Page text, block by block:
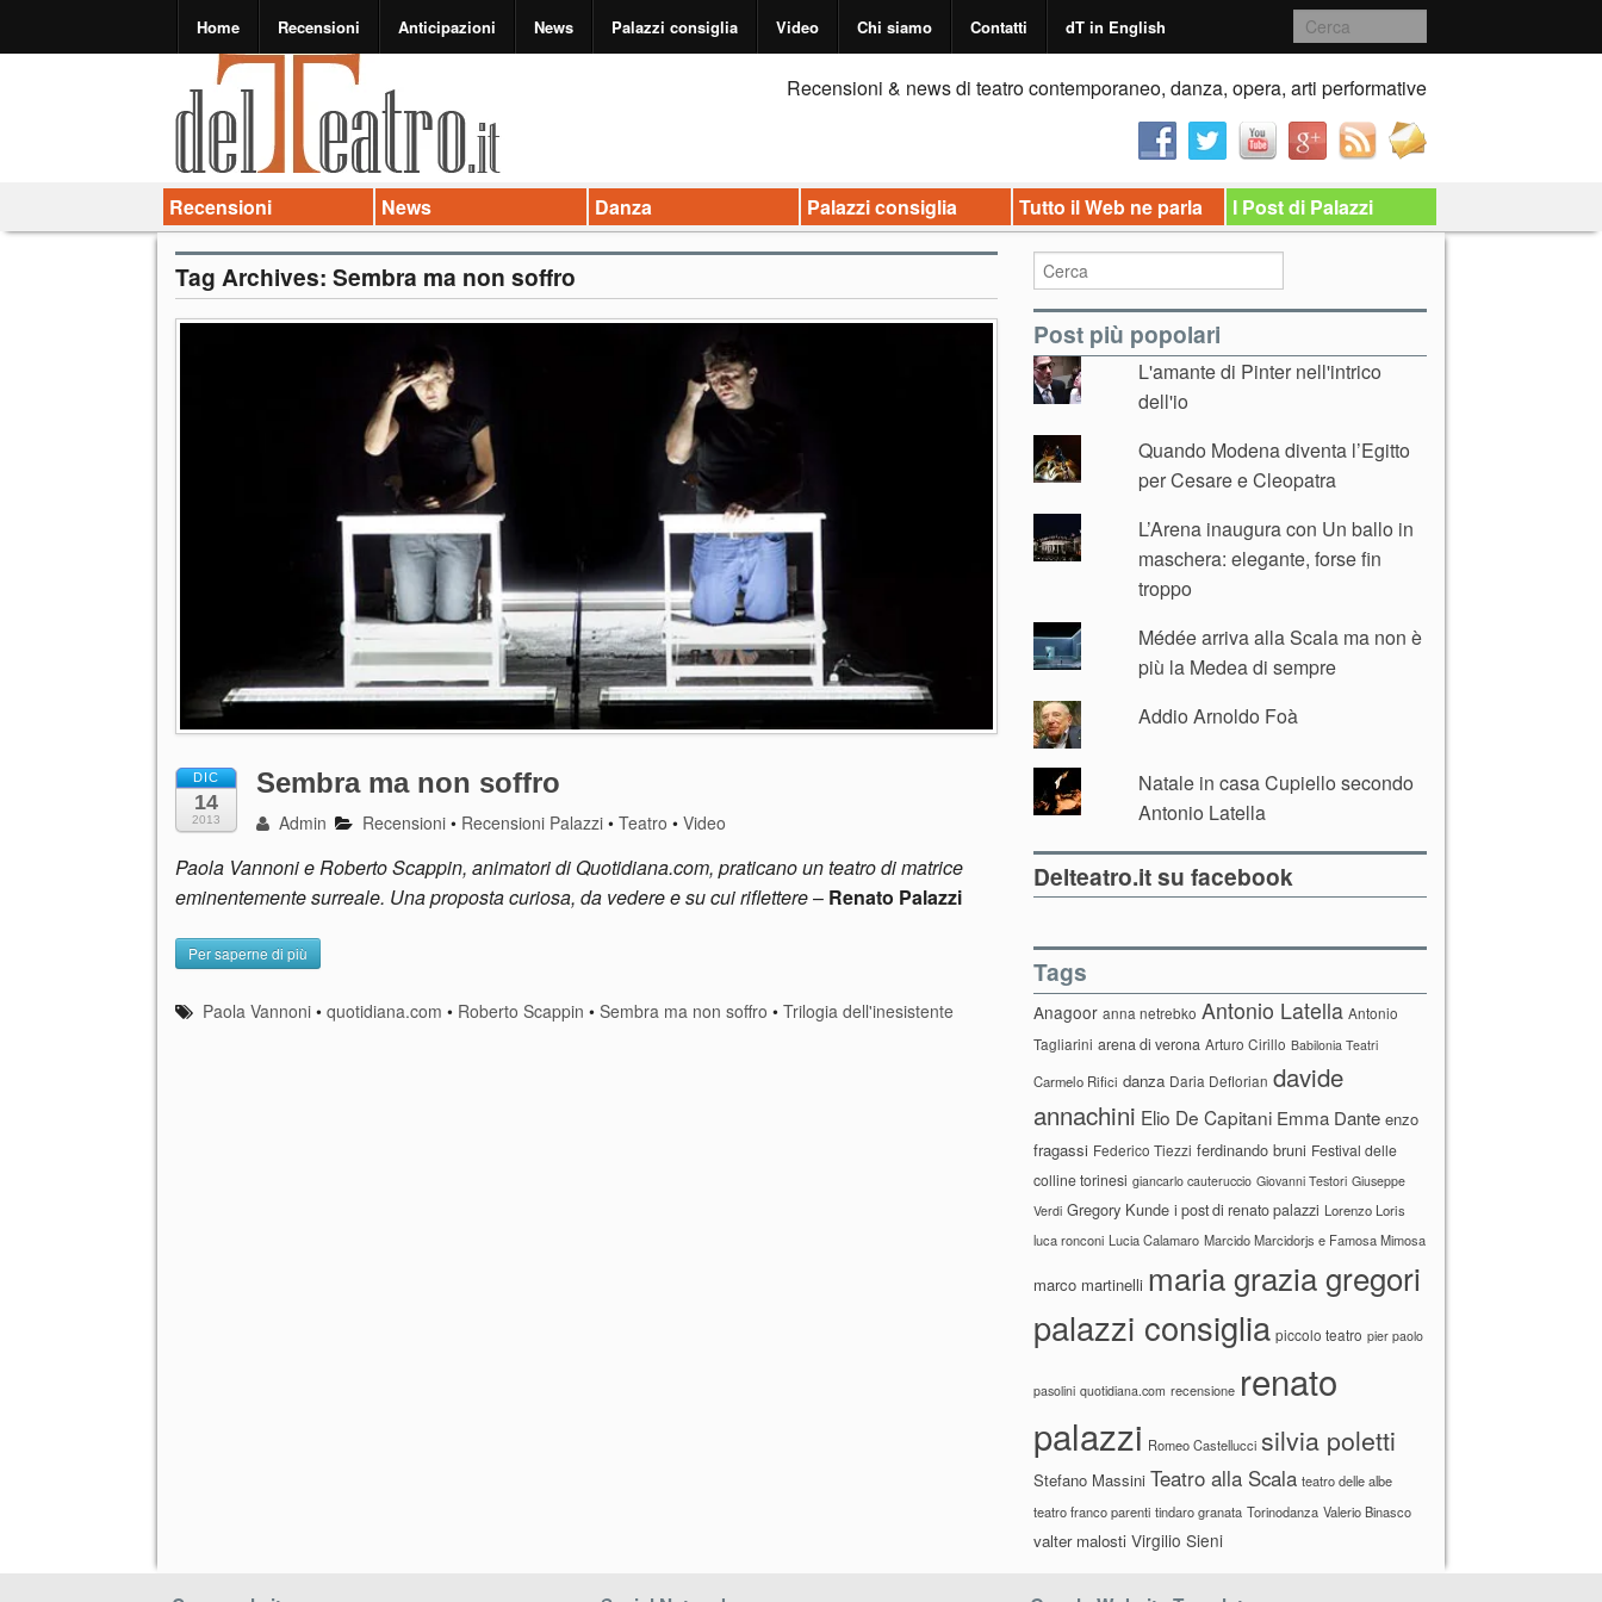
Home Recensioni Anticipazioni News Palazzi consiglia Video Chi siamo Contatti dT in English
Recensioni & news di teatro contemporaneo, danza, opera, arti performative
Recensioni News Danza Palazzi consiglia Tutto il Web ne parla I Post di Palazzi
Tag Archives: Sembra ma non soffro
DIC
14
2013
Sembra ma non soffro
Admin Recensioni • Recensioni Palazzi •Teatro •Video
Paola Vannoni e Roberto Scappin, animatori di Quotidiana.com, praticano un teatro di matrice
eminentemente surreale. Una proposta curiosa, da vedere e su cui riflettere– Renato Palazzi
Per saperne di più
Paola Vannoni •quotidiana.com • Roberto Scappin •Sembra ma non soffro •Trilogia dell'inesistente
Post più popolari
L'amante di Pinter nell'intrico
dell'io
Quando Modena diventa l’Egitto
per Cesare e Cleopatra
L’Arena inaugura con Un ballo in
maschera: elegante, forse fin
troppo
Médée arriva alla Scala ma non è
più la Medea di sempre
Addio Arnoldo Foà
Natale in casa Cupiello secondo
Antonio Latella
Delteatro.it su facebook
Tags
Anagoor anna netrebko Antonio Latella Antonio
Tagliarini arena di verona Arturo Cirillo Babilonia Teatri
Carmelo Rifici danza Daria Deflorian davide
annachini Elio De Capitani Emma Dante enzo
fragassi Federico Tiezzi ferdinando bruni Festival delle
colline torinesi giancarlo cauteruccio Giovanni Testori Giuseppe
Verdi Gregory Kunde i post di renato palazzi Lorenzo Loris
luca ronconi Lucia Calamaro Marcido Marcidorjs e Famosa Mimosa
marco martinelli maria grazia gregori
palazzi consiglia piccolo teatro pier paolo
pasolini quotidiana.com recensione renato
palazzi Romeo Castellucci silvia poletti
Stefano Massini Teatro alla Scala teatro delle albe
teatro franco parenti tindaro granata Torinodanza Valerio Binasco
valter malosti Virgilio Sieni